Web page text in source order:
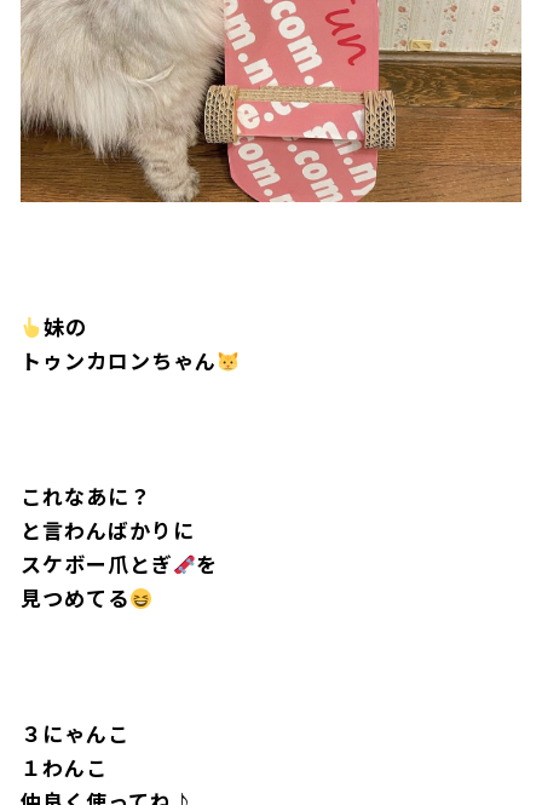
妹の
トゥンカロンちゃん
これなあに？
と言わんばかりに
スケボー爪とぎ
を
見つめてる
３にゃんこ
１わんこ